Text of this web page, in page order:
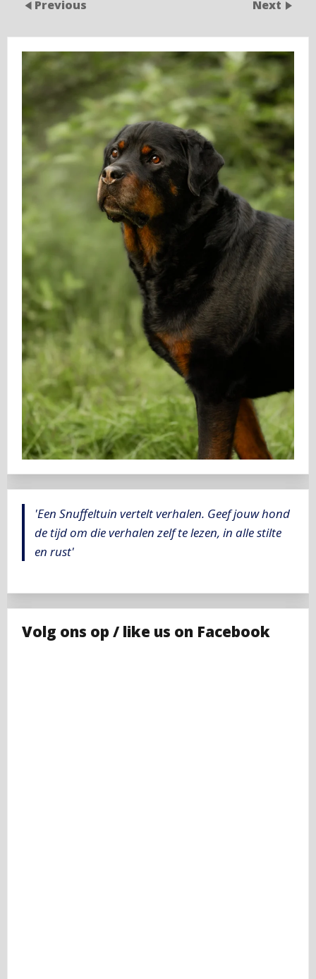
Previous Next
'Een Snuffeltuin vertelt verhalen. Geef jouw hond
de tijd om die verhalen zelf te lezen, in alle stilte
en rust'
Volg ons op / like us on Facebook